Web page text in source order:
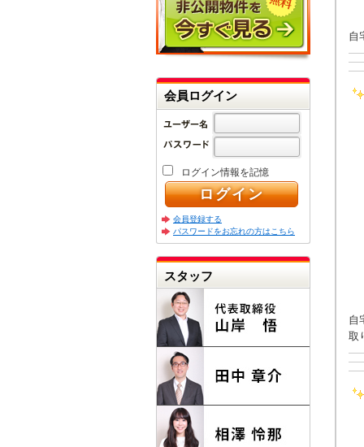
自
自
取
会員ログイン
ログイン情報を記憶
会員登録する
パスワードをお忘れの方はこちら
スタッフ